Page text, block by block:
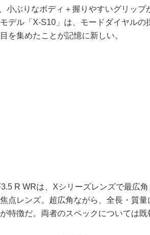
小ぶりなボディ＋握りやすいグリップ
デル「X-S10」は、モードダイヤル
を集めたことが記憶に新しい。
R WRは、Xシリーズレンズで最広
点レンズ。超広角ながら、全長・質量
特徴だ。両者のスペックについては既